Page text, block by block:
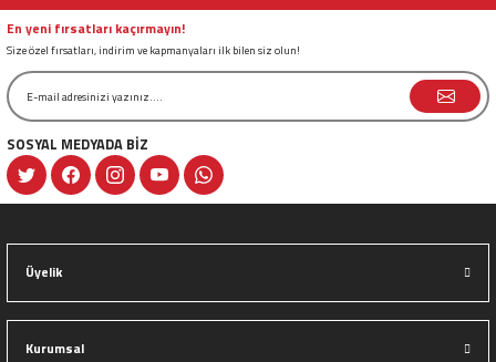
Bu ürüne benzer farklı alternatifler olmalı.
En yeni fırsatları kaçırmayın!
Size özel fırsatları, indirim ve kapmanyaları ilk bilen siz olun!
SOSYAL MEDYADA BİZ
Üyelik
Kurumsal